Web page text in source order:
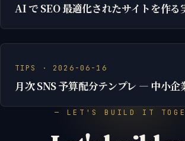
AI で SEO 最適化されたサイトを作る
TIPS · 2026-06-16
月次 SNS 予算配分テンプレ — 中小企
— LET'S BUILD IT